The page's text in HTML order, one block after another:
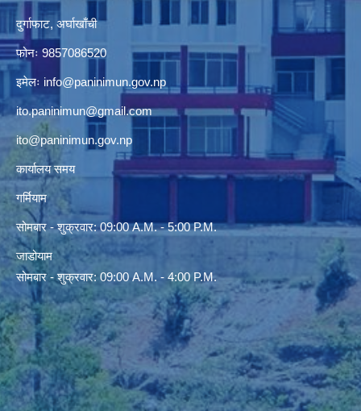
दुर्गाफाट, अर्घाखाँची
फोनः 9857086520
इमेलः info@paninimun.gov.np
ito.paninimun@gmail.com
ito@paninimun.gov.np
कार्यालय समय
गर्मियाम
सोमबार - शुक्रवार: 09:00 A.M. - 5:00 P.M.
जाडोयाम
सोमबार - शुक्रवार: 09:00 A.M. - 4:00 P.M.